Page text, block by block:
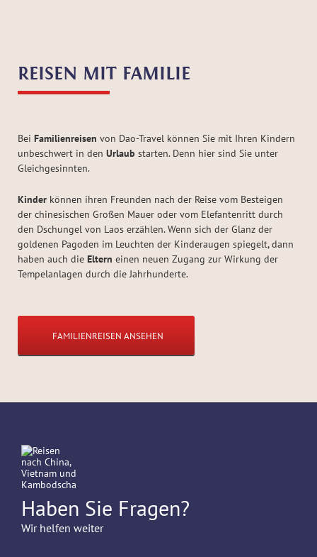
REISEN MIT FAMILIE
Bei Familienreisen von Dao-Travel können Sie mit Ihren Kindern
unbeschwert in den Urlaub starten. Denn hier sind Sie unter
Gleichgesinnten.
Kinder können ihren Freunden nach der Reise vom Besteigen
der chinesischen Großen Mauer oder vom Elefantenritt durch
den Dschungel von Laos erzählen. Wenn sich der Glanz der
goldenen Pagoden im Leuchten der Kinderaugen spiegelt, dann
haben auch die Eltern einen neuen Zugang zur Wirkung der
Tempelanlagen durch die Jahrhunderte.
FAMILIENREISEN ANSEHEN
Haben Sie Fragen?
Wir helfen weiter